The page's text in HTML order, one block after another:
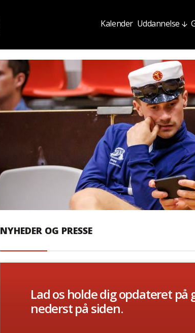
Kalender Uddannelse
NYHEDER OG PRESSE
Lad os holde dig opdateret
nederst på siden.